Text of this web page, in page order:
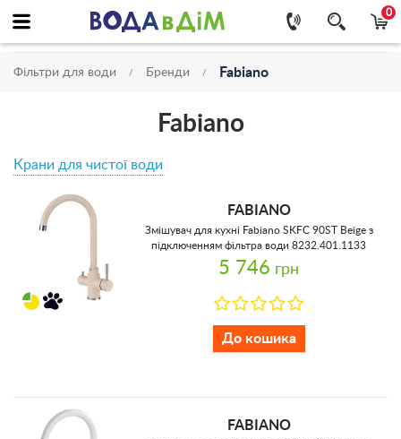
0
Фільтри для води Бренди Fabiano
Fabiano
Крани для чистої води
FABIANO
Змішувач для кухні Fabiano SKFC 90ST Beige з
підключенням фільтра води 8232.401.1133
5 746 грн
До кошика
FABIANO